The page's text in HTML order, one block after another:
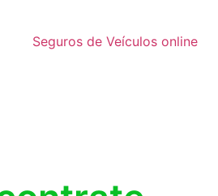
Seguros de Veículos online